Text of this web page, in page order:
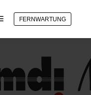
FERNWARTUNG